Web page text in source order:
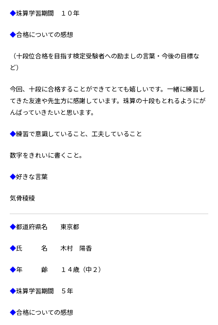
◆珠算学習期間 １０年
◆合格についての感想
（十段位合格を目指す検定受験者への励ましの言葉・今後の目標な
ど）
今回、十段に合格することができてとても嬉しいです。一緒に練習し
てきた友達や先生方に感謝しています。珠算の十段もとれるようにが
んばっていきたいと思います。
◆練習で意識していること、工夫していること
数字をきれいに書くこと。
◆好きな言葉
気骨稜稜
◆都道府県名 東京都
◆氏 名 木村 陽香
◆年 齢 １４歳（中２）
◆珠算学習期間 ５年
◆合格についての感想